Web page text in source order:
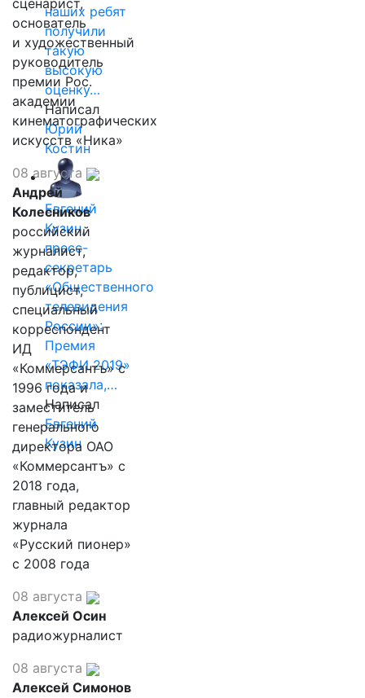
наших ребят
получили
такую
высокую
оценку…
Написал
Юрий
Костин
Евгений
Кузин,
пресс-
секретарь
«Общественного
телевидения
России»:
Премия
«ТЭФИ 2019»
показала,…
Написал
Евгений
Кузин
сценарист,
основатель
и художественный
руководитель
премии Рос.
академии
кинематографических
искусств «Ника»
08 августа
Андрей
Колесников
российский
журналист,
редактор,
публицист,
специальный
корреспондент
ИД
«Коммерсантъ» с
1996 года и
заместитель
генерального
директора ОАО
«Коммерсантъ» с
2018 года,
главный редактор
журнала
«Русский пионер»
с 2008 года
08 августа
Алексей Осин
радиожурналист
08 августа
Алексей Симонов